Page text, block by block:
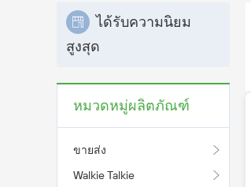
ได้รับความนิยม
สูงสุด
หมวดหมู่ผลิตภัณฑ์
ขายส่ง
Walkie Talkie